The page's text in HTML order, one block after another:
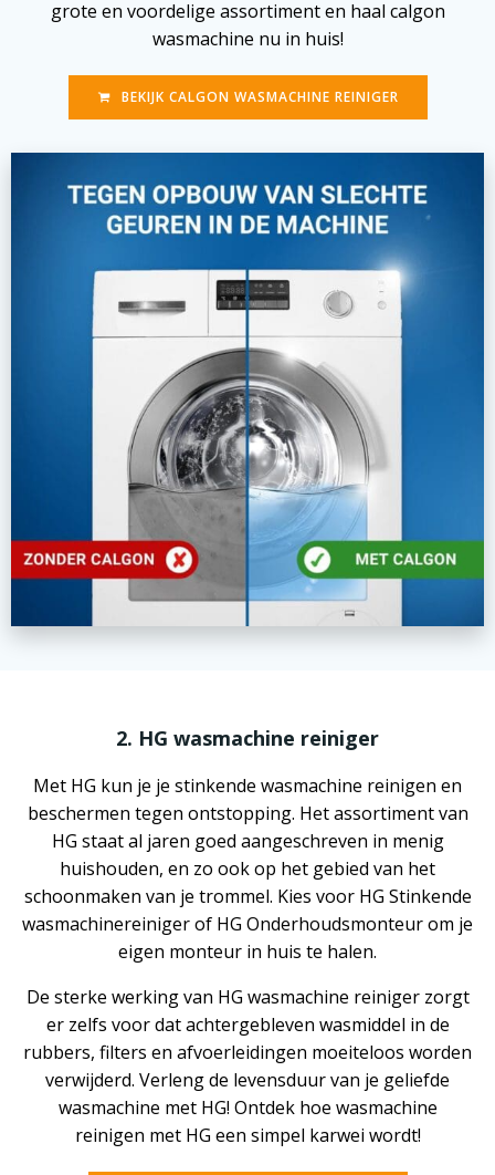
grote en voordelige assortiment en haal calgon
wasmachine nu in huis!
BEKIJK CALGON WASMACHINE REINIGER
2. HG wasmachine reiniger
Met HG kun je je stinkende wasmachine reinigen en
beschermen tegen ontstopping. Het assortiment van
HG staat al jaren goed aangeschreven in menig
huishouden, en zo ook op het gebied van het
schoonmaken van je trommel. Kies voor HG Stinkende
wasmachinereiniger of HG Onderhoudsmonteur om je
eigen monteur in huis te halen.
De sterke werking van HG wasmachine reiniger zorgt
er zelfs voor dat achtergebleven wasmiddel in de
rubbers, filters en afvoerleidingen moeiteloos worden
verwijderd. Verleng de levensduur van je geliefde
wasmachine met HG! Ontdek hoe wasmachine
reinigen met HG een simpel karwei wordt!